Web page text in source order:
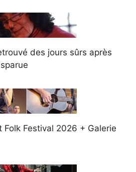
des jours sûrs après
Folk Festival 2026 + Galerie